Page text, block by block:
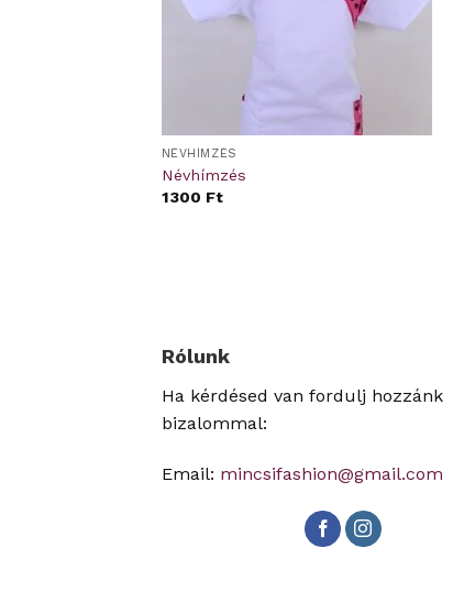
NÉVHÍMZÉS
Névhímzés
1300 Ft
Rólunk
Ha kérdésed van fordulj hozzánk
bizalommal:
Email: mincsifashion@gmail.com